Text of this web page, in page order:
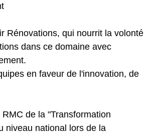
Rénovations, qui nourrit la volonté
dans ce domaine avec
en faveur de l'innovation, de
de la "Transformation
niveau national lors de la